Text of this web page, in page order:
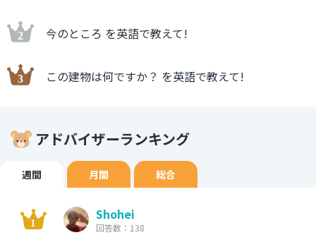
今のところ を英語で教えて!
この建物は何ですか？ を英語で教えて!
アドバイザーランキング
週間 月間 総合
Shohei
回答数：138